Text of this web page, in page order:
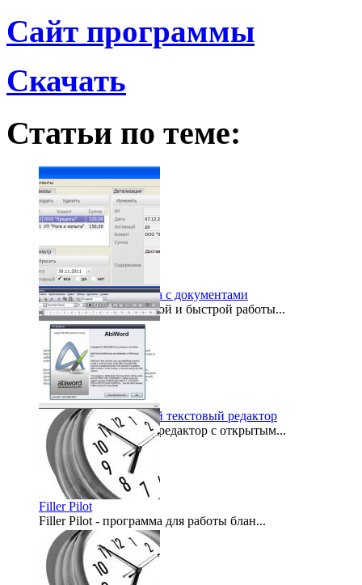
Сайт программы
Скачать
Статьи по теме:
Доки - быстрая работа с документами
Программа для удобной и быстрой работы...
2011-12-12
AbiWord - бесплатный текстовый редактор
AbiWord - текстовый редактор с открытым...
2011-04-01
Filler Pilot
Filler Pilot - программа для работы блан...
2009-05-07